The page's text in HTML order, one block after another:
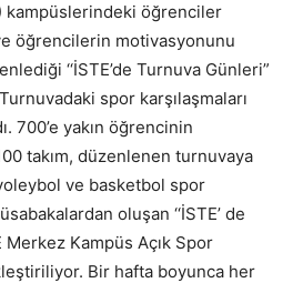
kampüslerindeki öğrenciler
öğrencilerin motivasyonunu
‘‘İSTE’de Turnuva Günleri”
spor karşılaşmaları
700’e yakın öğrencinin
takım, düzenlenen turnuvaya
ve basketbol spor
oluşan ‘‘İSTE’ de
Kampüs Açık Spor
Bir hafta boyunca her